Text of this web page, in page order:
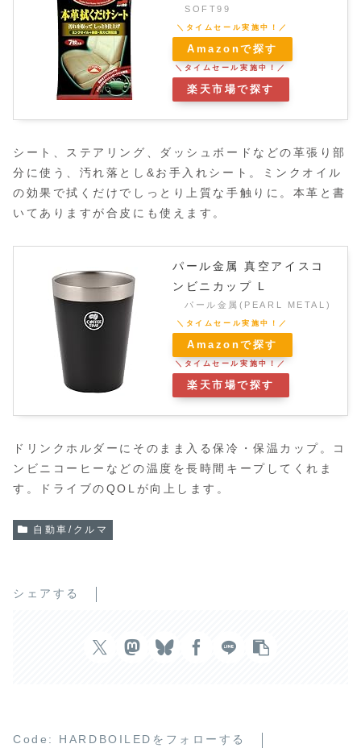
SOFT99
Amazonで探す
楽天市場で探す
シート、ステアリング、ダッシュボードなどの革張り部
分に使う、汚れ落とし&お手入れシート。ミンクオイル
の効果で拭くだけでしっとり上質な手触りに。本革と書
いてありますが合皮にも使えます。
パール金属 真空アイスコ
ンビニカップ L
パール金属(PEARL METAL)
Amazonで探す
楽天市場で探す
ドリンクホルダーにそのまま入る保冷・保温カップ。コ
ンビニコーヒーなどの温度を長時間キープしてくれま
す。ドライブのQOLが向上します。
自動車/クルマ
シェアする
Code: HARDBOILEDをフォローする